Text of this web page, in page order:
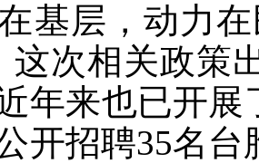
基层，动力
这次相关政策
年来也已开
开招聘35名